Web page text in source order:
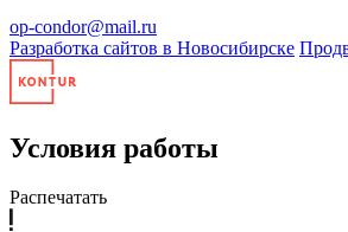
op-condor@mail.ru
Разработка сайтов в Новосибирске
Условия работы
Распечатать